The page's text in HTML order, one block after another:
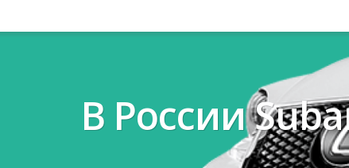
В России